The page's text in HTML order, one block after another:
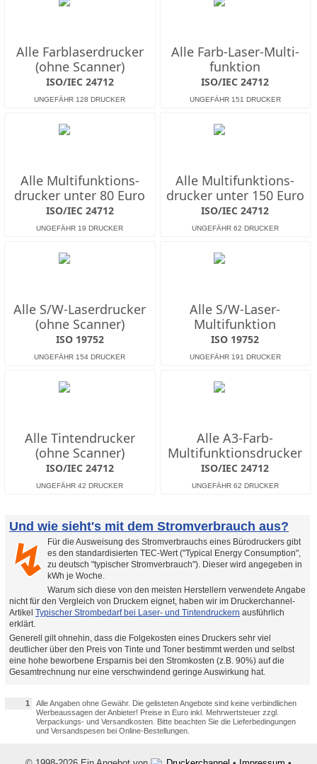
Alle Farb­laserdrucker
(ohne Scanner)
ISO/IEC 24712
Alle Farb-Laser-Multi­
funktion
ISO/IEC 24712
Alle Multifunktions­
drucker unter 80 Euro
ISO/IEC 24712
Alle Multifunktions­
drucker unter 150 Euro
ISO/IEC 24712
Alle S/W-Laserdrucker
(ohne Scanner)
ISO 19752
Alle S/W-Laser-
Multifunktion
ISO 19752
Alle Tintendrucker
(ohne Scanner)
ISO/IEC 24712
Alle A3-Farb-
Multifunktionsdrucker
ISO/IEC 24712
Und wie sieht's mit dem Stromverbrauch aus?
↯
Für die Ausweisung des Stromverbrauchs eines Bürodruckers gibt
es den standardisierten TEC-Wert ("Typical Energy Consumption",
zu deutsch "typischer Stromverbrauch"). Dieser wird angegeben in
kWh je Woche.
Warum sich diese von den meisten Herstellern verwendete Angabe
nicht für den Vergleich von Druckern eignet, haben wir im Druckerchannel-
Artikel Typischer Strombedarf bei Laser- und Tintendruckern ausführlich
erklärt.
Generell gilt ohnehin, dass die Folgekosten eines Druckers sehr viel
deutlicher über den Preis von Tinte und Toner bestimmt werden und selbst
eine hohe beworbene Ersparnis bei den Stromkosten (z.B. 90%) auf die
Gesamtrechnung nur eine verschwindend geringe Auswirkung hat.
1
Alle Angaben ohne Gewähr. Die gelisteten Angebote sind keine verbindlichen
Werbeaussagen der Anbieter! Preise in Euro inkl. Mehrwertsteuer zzgl.
Verpackungs- und Versandkosten. Bitte beachten Sie die Lieferbedingungen
und Versandspesen bei Online-Bestellungen.